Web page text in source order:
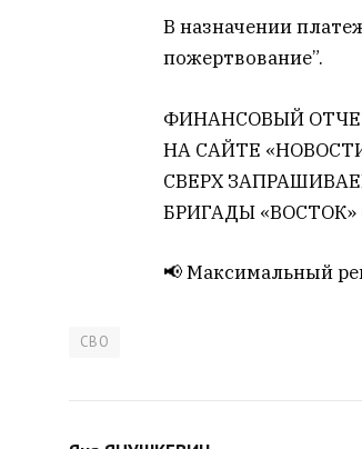
В назначении
пожертвование”.
ФИНАНСОВЫЙ
НА САЙТЕ
СВЕРХ
БРИГАДЫ
📢 Максимальный
СВО